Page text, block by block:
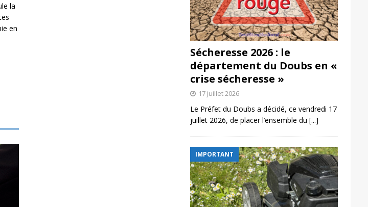
la
en
Sécheresse 2026 : le
département du Doubs en «
crise sécheresse »
17 juillet 2026
Le Préfet du Doubs a décidé, ce vendredi 17
juillet 2026, de placer l’ensemble du [...]
IMPORTANT